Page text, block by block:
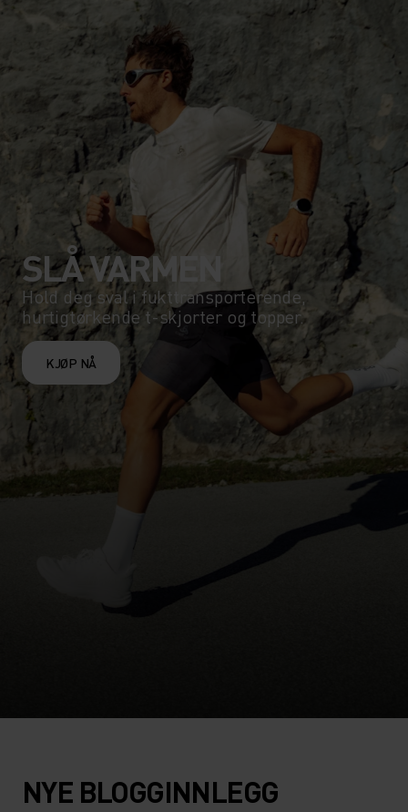
SLÅ VARMEN
Hold deg sval i fukttransporterende,
hurtigtørkende t-skjorter og topper.
KJØP NÅ
NYE BLOGGINNLEGG